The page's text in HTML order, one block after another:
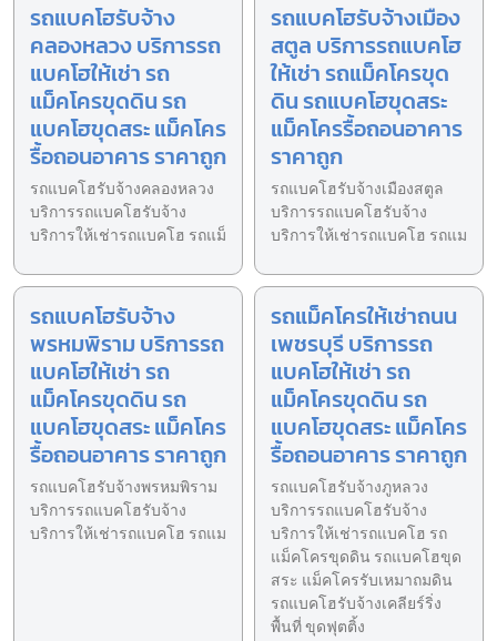
รถแบคโฮรับจ้าง
คลองหลวง บริการรถ
แบคโฮให้เช่า รถ
แม็คโครขุดดิน รถ
แบคโฮขุดสระ แม็คโคร
รื้อถอนอาคาร ราคาถูก
รถแบคโฮรับจ้างคลองหลวง
บริการรถแบคโฮรับจ้าง
บริการให้เช่ารถแบคโฮ รถแม็
รถแบคโฮรับจ้างเมือง
สตูล บริการรถแบคโฮ
ให้เช่า รถแม็คโครขุด
ดิน รถแบคโฮขุดสระ
แม็คโครรื้อถอนอาคาร
ราคาถูก
รถแบคโฮรับจ้างเมืองสตูล
บริการรถแบคโฮรับจ้าง
บริการให้เช่ารถแบคโฮ รถแม
รถแบคโฮรับจ้าง
พรหมพิราม บริการรถ
แบคโฮให้เช่า รถ
แม็คโครขุดดิน รถ
แบคโฮขุดสระ แม็คโคร
รื้อถอนอาคาร ราคาถูก
รถแบคโฮรับจ้างพรหมพิราม
บริการรถแบคโฮรับจ้าง
บริการให้เช่ารถแบคโฮ รถแม
รถแม็คโครให้เช่าถนน
เพชรบุรี บริการรถ
แบคโฮให้เช่า รถ
แม็คโครขุดดิน รถ
แบคโฮขุดสระ แม็คโคร
รื้อถอนอาคาร ราคาถูก
รถแบคโฮรับจ้างภูหลวง
บริการรถแบคโฮรับจ้าง
บริการให้เช่ารถแบคโฮ รถ
แม็คโครขุดดิน รถแบคโฮขุด
สระ แม็คโครรับเหมาถมดิน
รถแบคโฮรับจ้างเคลียร์ริ่ง
พื้นที่ ขุดฟุตติ้ง